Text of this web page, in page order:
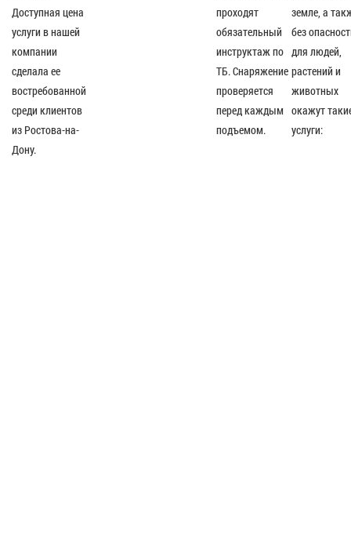
Доступная цена
услуги в нашей
компании
сделала ее
востребованной
среди клиентов
из Ростова-на-
Дону.
проходят
обязательный
инструктаж по
ТБ. Снаряжение
проверяется
перед каждым
подъемом.
земле, а
без
для людей,
растений и
животных
окажут
услуги: